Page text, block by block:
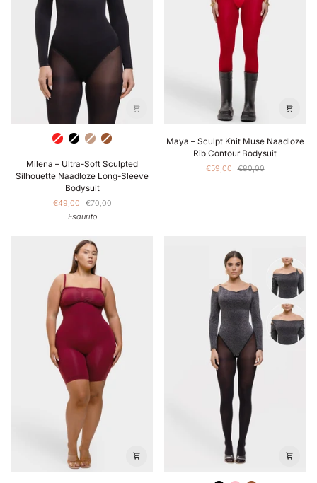
RoodZwartLichtBruin
Ultra-
Milena – Ultra-Soft Sculpted
Silhouette Naadloze Long-Sleeve
Bodysuit
€49,00
€70,00
Esaurito
–
Maya – Sculpt Knit Muse Naadloze
Rib Contour Bodysuit
€59,00 €80,00